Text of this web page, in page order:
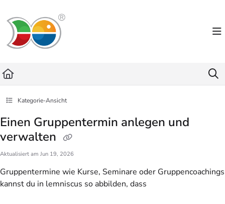
Fetch the complete documentation index at:
Use this file to discover all available pages before exploring further.
Kategorie-Ansicht
Einen Gruppentermin anlegen und
verwalten
Aktualisiert am Jun 19, 2026
Gruppentermine wie Kurse, Seminare oder Gruppencoachings
kannst du in lemniscus so abbilden, dass